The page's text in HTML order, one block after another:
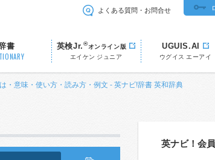
よくある質問・お問合せ
書 英検Jr.®オンライン版
エイケン ジュニア
UGUIS.AI
ウグイス エーアイ
・意味・使い方・読み方・例文 - 英ナビ!辞書 英和辞典
英ナビ！会